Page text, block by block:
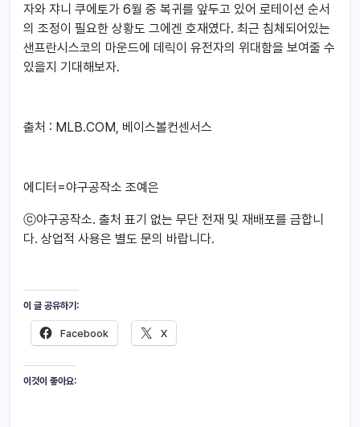
자와 쟈니 쿠에토가 6월 중 복귀를 앞두고 있어 로테이션 순서
의 조정이 필요한 상황도 그에겐 호재였다. 최근 침체되어있는
샌프란시스코의 마운드에 데릭이 유전자의 위대함을 보여줄 수
있을지 기대해보자.
출처 : MLB.COM, 베이스볼컨센서스
에디터=야구공작소 조예은
ⓒ야구공작소. 출처 표기 없는 무단 전재 및 재배포를 금합니
다. 상업적 사용은 별도 문의 바랍니다.
이 글 공유하기:
Facebook X
이것이 좋아요: